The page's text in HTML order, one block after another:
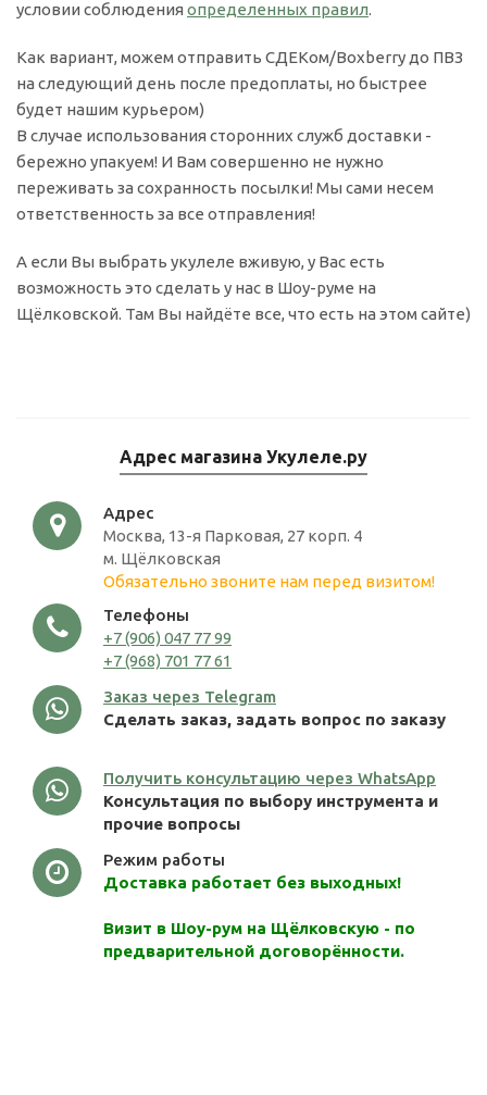
условии соблюдения определенных правил.
Как вариант, можем отправить СДЕКом/Boxberry до ПВЗ
на следующий день после предоплаты, но быстрее
будет нашим курьером)
В случае использования сторонних служб доставки -
бережно упакуем! И Вам совершенно не нужно
переживать за сохранность посылки! Мы сами несем
ответственность за все отправления!
А если Вы выбрать укулеле вживую, у Вас есть
возможность это сделать у нас в Шоу-руме на
Щёлковской. Там Вы найдёте все, что есть на этом сайте)
Адрес магазина Укулеле.ру
Адрес
Москва, 13-я Парковая, 27 корп. 4
м. Щёлковская
Обязательно звоните нам перед визитом!
Телефоны
+7 (906) 047 77 99
+7 (968) 701 77 61
Заказ через Telegram
Сделать заказ, задать вопрос по заказу
Получить консультацию через WhatsApp
Консультация по выбору инструмента и
прочие вопросы
Режим работы
Доставка работает без выходных!
Визит в Шоу-рум на Щёлковскую - по
предварительной договорённости.